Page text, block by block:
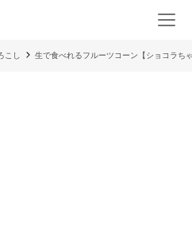
こし 生で食べれるフルーツコーン【ショコラち